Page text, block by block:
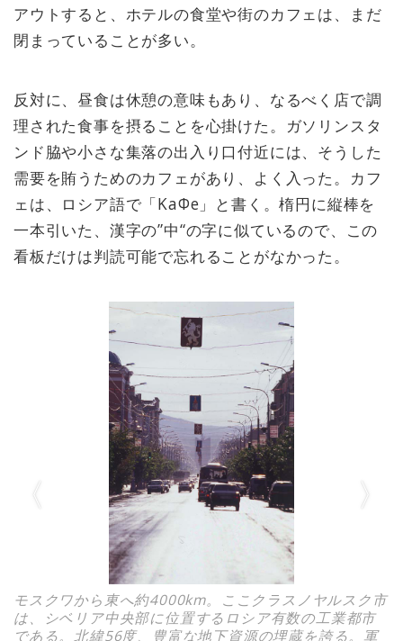
アウトすると、ホテルの食堂や街のカフェは、まだ
閉まっていることが多い。
反対に、昼食は休憩の意味もあり、なるべく店で調
理された食事を摂ることを心掛けた。ガソリンスタ
ンド脇や小さな集落の出入り口付近には、そうした
需要を賄うためのカフェがあり、よく入った。カフ
ェは、ロシア語で「KaФe」と書く。楕円に縦棒を
一本引いた、漢字の”中“の字に似ているので、この
看板だけは判読可能で忘れることがなかった。
モスクワから東へ約4000km。ここクラスノヤルスク市
は、シベリア中央部に位置するロシア有数の工業都市
である。北緯56度、豊富な地下資源の埋蔵を誇る。軍